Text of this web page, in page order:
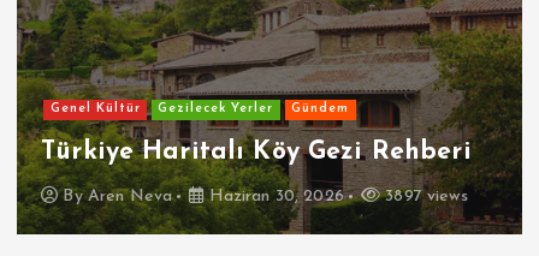
Genel Kültür Gezilecek Yerler Gündem
Türkiye Haritalı Köy Gezi Rehberi
ByAren Neva Haziran 30, 2026 3897 views